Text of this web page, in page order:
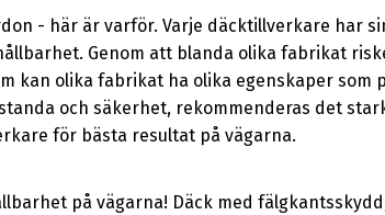
- här är varför. Varje däcktillverkare har
Genom att blanda olika fabrikat
kan olika fabrikat ha olika egenskaper som
och säkerhet, rekommenderas det
för bästa resultat på vägarna.
på vägarna! Däck med